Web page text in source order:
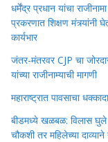
धर्मेंद्र प्रधान यांचा
प्रकरणात शिक्षण मंत्र्यांनी
कार्यभार
जंतर-मंतरवर CJP चा
यांच्या राजीनाम्याची मागणी
महाराष्ट्रात पावसाचा
बीडमध्ये खळबळ: विलास घुले
चौकशी तर महिलेच्या